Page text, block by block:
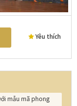
Yêu thích
mẫu mã phong